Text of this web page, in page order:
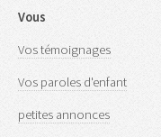
Vous
Vos témoignages
Vos paroles d'enfant
petites annonces